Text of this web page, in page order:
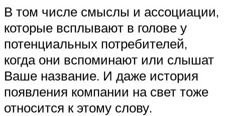
В том числе смыслы и ассоциации,
которые всплывают в голове у
потенциальных потребителей,
когда они вспоминают или слышат
Ваше название. И даже история
появления компании на свет тоже
относится к этому слову.